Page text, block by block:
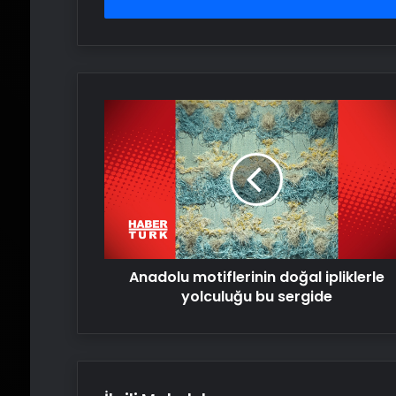
motiflerinin
doğal
ipliklerle
yolculuğu
bu
sergide
Anadolu motiflerinin doğal ipliklerle
yolculuğu bu sergide